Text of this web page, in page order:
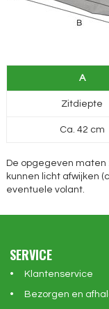
A
Zitdiepte
Ca. 42 cm
De opgegeven
kunnen licht afwijken
eventuele volant.
SERVICE
Klantenservice
Bezorgen en